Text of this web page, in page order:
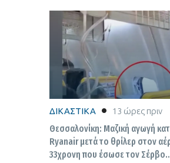
ΔΙΚΑΣΤΙΚΑ 13 ώρες πριν
Θεσσαλονίκη: Μαζική αγωγή
Ryanair μετά το θρίλερ στον
33χρονη που έσωσε τον Σέρβο